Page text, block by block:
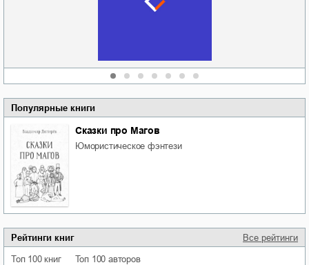
Популярные книги
Сказки про Магов
юмористическое фэнтези
Рейтинги книг Все рейтинги
Топ 100 книг Топ 100 авторов